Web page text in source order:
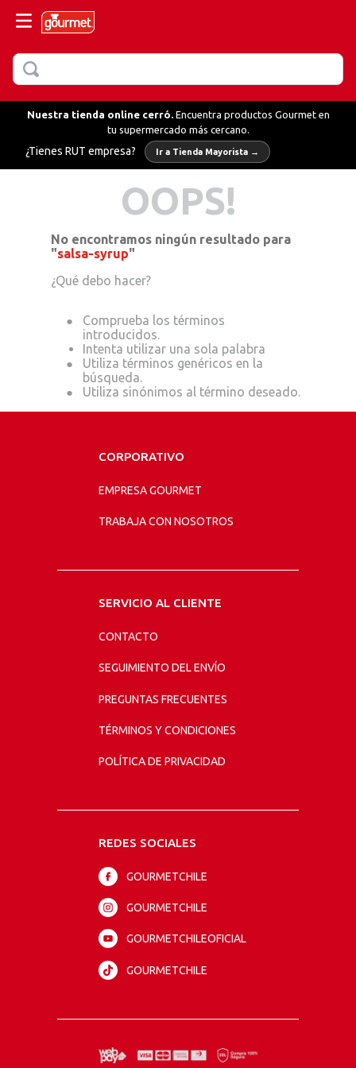
BUSCAR
Nuestra tienda online cerró.Encuentra productos Gourmet en
tu supermercado más cercano.
¿Tienes RUT empresa? Ir a Tienda Mayorista →
OOPS!
No encontramos ningún resultado para
"salsa-syrup"
¿Qué debo hacer?
Intenta utilizar una sola palabra
CORPORATIVO
EMPRESA GOURMET
TRABAJA CON NOSOTROS
SERVICIO AL CLIENTE
CONTACTO
SEGUIMIENTO DEL ENVÍO
PREGUNTAS FRECUENTES
TÉRMINOS Y CONDICIONES
POLÍTICA DE PRIVACIDAD
REDES SOCIALES
GOURMETCHILE
GOURMETCHILE
GOURMETCHILEOFICIAL
GOURMETCHILE
BUSCADOS